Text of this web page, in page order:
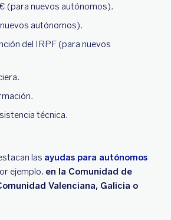
(para nuevos autónomos).
autónomos).
del IRPF (para nuevos
técnica.
las ayudas para autónomos
ejemplo, en la Comunidad de
Valenciana, Galicia o